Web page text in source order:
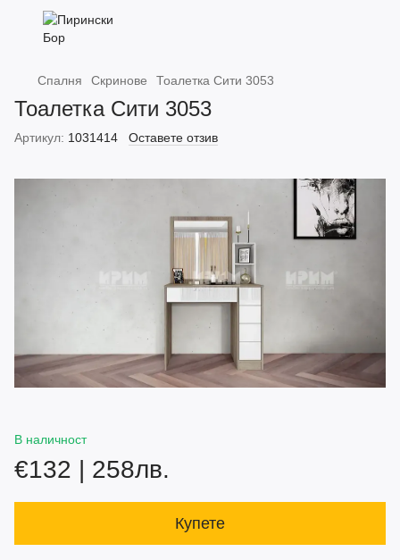
Спалня Скринове Тоалетка Сити 3053
Тоалетка Сити 3053
Артикул: 1031414 Оставете отзив
В наличност
€132 | 258лв.
Купете